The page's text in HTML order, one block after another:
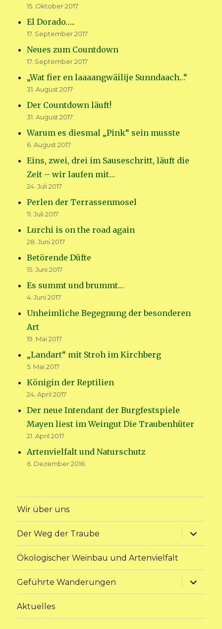
15. Oktober 2017
El Dorado…..
17. September 2017
Neues zum Countdown
17. September 2017
„Wat fier en laaaangwäilije Sunndaach…“
31. August 2017
Der Countdown läuft!
31. August 2017
Warum es diesmal „Pink“ sein musste
6. August 2017
Eins, zwei, drei im Sauseschritt, läuft die
Zeit – wir laufen mit…
24. Juli 2017
Perlen der Terrassenmosel
11. Juli 2017
Lurchi is on the road again
28. Juni 2017
Betörende Düfte
15. Juni 2017
Es summt und brummt…
4. Juni 2017
Unheimliche Begegnung der besonderen
Art
19. Mai 2017
„Landart“ mit Stroh im Kirchberg
5. Mai 2017
Königin der Reptilien
24. April 2017
Der neue Intendant der Burgfestspiele
Mayen liest im Weingut Die Traubenhüter
21. April 2017
Artenvielfalt und Naturschutz
6. Dezember 2016
Wir über uns
Der Weg der Traube
Ökologischer Weinbau und Artenvielfalt
Geführte Wanderungen
Aktuelles